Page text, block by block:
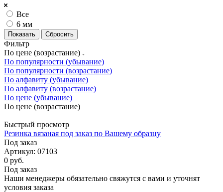
Все
6 мм
Сбросить
Фильтр
По цене (возрастание)
По популярности (убывание)
По популярности (возрастание)
По алфавиту (убывание)
По алфавиту (возрастание)
По цене (убывание)
По цене (возрастание)
Быстрый просмотр
Резинка вязаная под заказ по Вашему образцу
Под заказ
Артикул: 07103
0 руб.
Под заказ
Наши менеджеры обязательно свяжутся с вами и уточнят
условия заказа